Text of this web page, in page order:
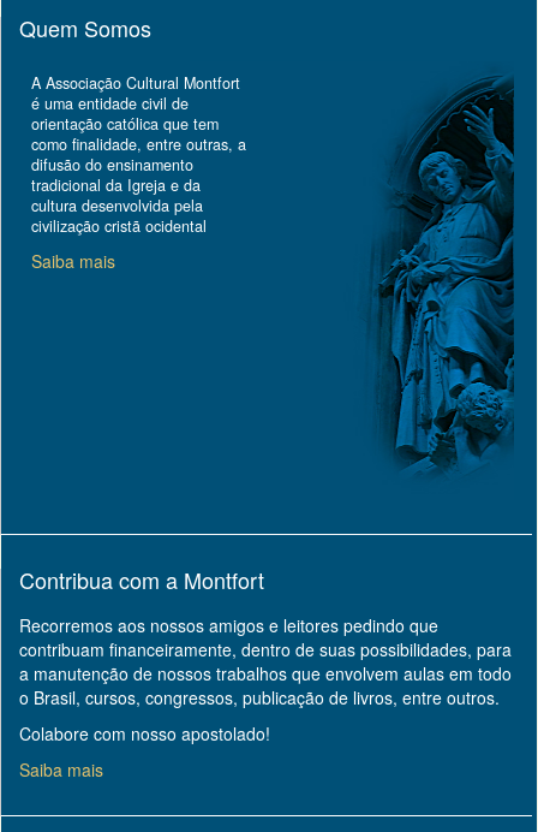
Quem Somos
A Associação Cultural Montfort
é uma entidade civil de
orientação católica que tem
como finalidade, entre outras, a
difusão do ensinamento
tradicional da Igreja e da
cultura desenvolvida pela
civilização cristã ocidental
Saiba mais
Contribua com a Montfort
Recorremos aos nossos amigos e leitores pedindo que
contribuam financeiramente, dentro de suas possibilidades, para
a manutenção de nossos trabalhos que envolvem aulas em todo
o Brasil, cursos, congressos, publicação de livros, entre outros.
Colabore com nosso apostolado!
Saiba mais